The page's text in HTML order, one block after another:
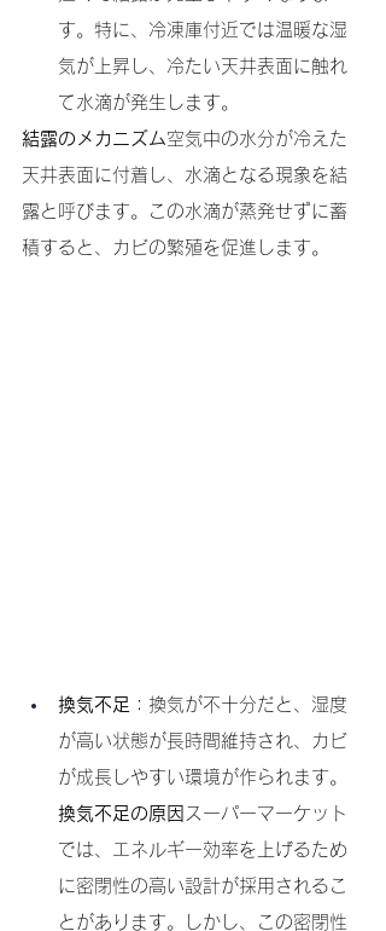
す。特に、冷凍庫付近では温暖な湿
気が上昇し、冷たい天井表面に触れ
て水滴が発生します。
結露のメカニズム空気中の水分が冷えた
天井表面に付着し、水滴となる現象を結
露と呼びます。この水滴が蒸発せずに蓄
積すると、カビの繁殖を促進します。
換気不足 ：換気が不十分だと、湿度
が高い状態が長時間維持され、カビ
が成長しやすい環境が作られます。
換気不足の原因 スーパーマーケット
では、エネルギー効率を上げるため
に密閉性の高い設計が採用されるこ
とがあります。しかし、この密閉性